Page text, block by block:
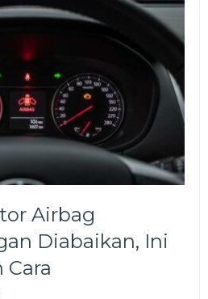
Airbag
Diabaikan, Ini
Cara